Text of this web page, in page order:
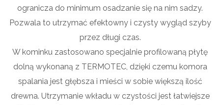
ogranicza do minimum osadzanie się na nim sadzy.
Pozwala to utrzymać efektowny i czysty wygląd szyby
przez długi czas.
W kominku zastosowano specjalnie profilowaną płytę
dolną wykonaną z TERMOTEC, dzięki czemu komora
spalania jest głębsza i mieści w sobie większą ilość
drewna. Utrzymanie wkładu w czystości jest łatwiejsze